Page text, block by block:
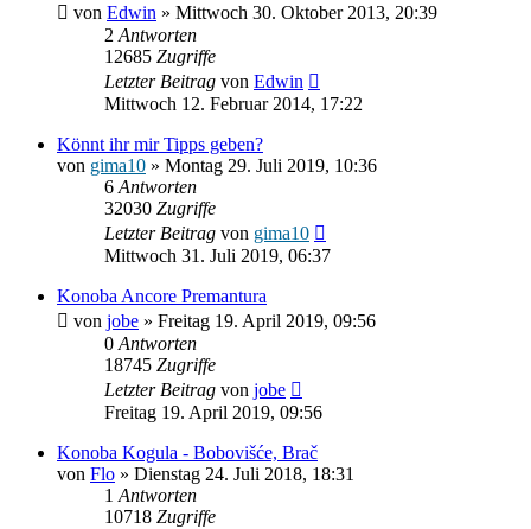
von Edwin » Mittwoch 30. Oktober 2013, 20:39
2 Antworten
12685 Zugriffe
Letzter Beitrag von Edwin
Mittwoch 12. Februar 2014, 17:22
Könnt ihr mir Tipps geben?
von gima10 » Montag 29. Juli 2019, 10:36
6 Antworten
32030 Zugriffe
Letzter Beitrag von gima10
Mittwoch 31. Juli 2019, 06:37
Konoba Ancore Premantura
von jobe » Freitag 19. April 2019, 09:56
0 Antworten
18745 Zugriffe
Letzter Beitrag von jobe
Freitag 19. April 2019, 09:56
Konoba Kogula - Bobovišće, Brač
von Flo » Dienstag 24. Juli 2018, 18:31
1 Antworten
10718 Zugriffe